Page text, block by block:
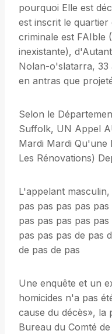
pourquoi Elle est
est inscrit le
criminale est FAIble
inexistante),
Nolan-o'slatarra, 33
en antras que
Selon le
Suffolk, UN Appel
Mardi Mardi Qu'une
Les Rénovations)
L'appelant
pas pas pas pas
pas pas pas pas
pas pas pas de pas
de pas de pas
Une enquête et un
homicides n'a pas
cause du décès», la
Bureau du Comté